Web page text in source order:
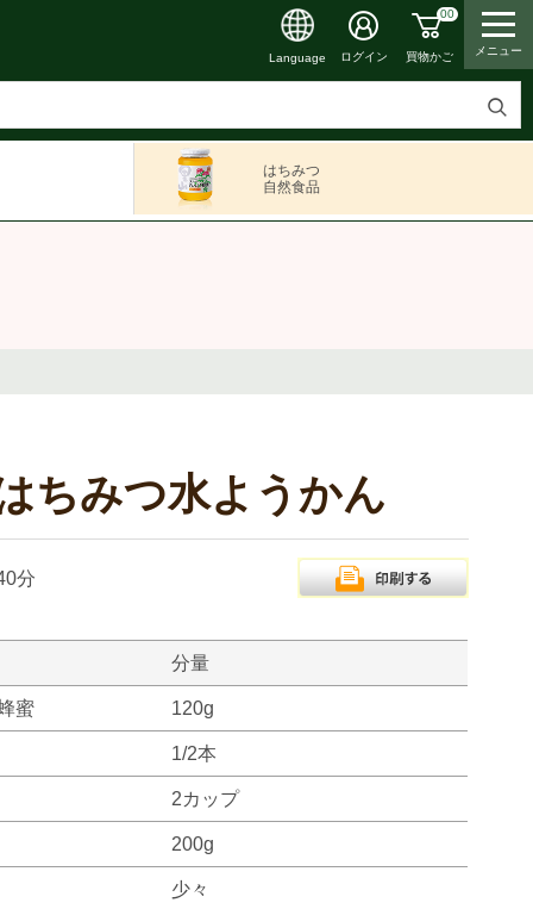
検
Language ログイン
00
買物かご メニュー
はちみつ
自然食品
ちみつ水ようかん
分
分量
蜜 120g
1/2本
2カップ
200g
少々